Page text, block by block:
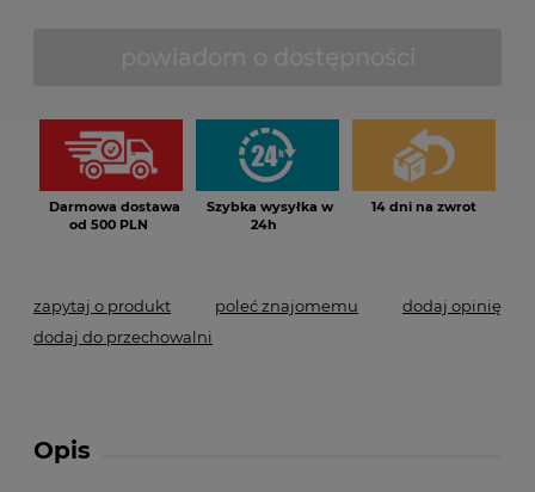
Darmowa dostawa
od 500 PLN
Szybka wysyłka w
24h
14 dni na zwrot
zapytaj o produkt poleć znajomemu
dodaj opinię
dodaj do przechowalni
Opis